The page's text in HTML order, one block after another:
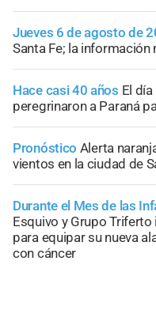
Jueves 6 de agosto de
Santa Fe; la
Hace casi 40 años El
peregrinaron a Paraná
Pronóstico Alerta
vientos en la ciudad de
Durante el Mes de las
Esquivo y Grupo
para equipar su nueva
con cáncer